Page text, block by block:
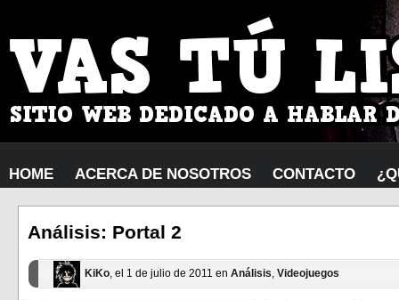
HOME ACERCA DE NOSOTROS CONTACTO
Análisis: Portal 2
KiKo, el 1 de julio de 2011 en Análisis, Videojuegos